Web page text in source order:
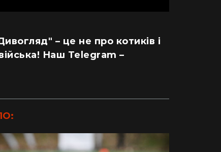
– це не про котиків і
Наш Telegram –